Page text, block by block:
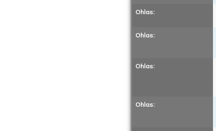
Ohlas:
Ohlas:
Ohlas:
Ohlas: